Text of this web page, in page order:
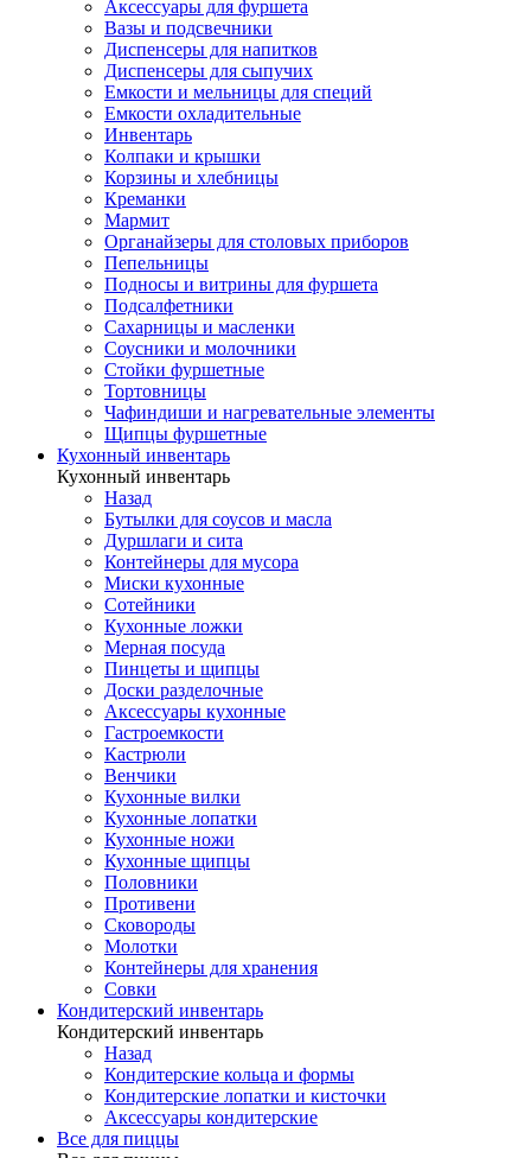
Аксессуары для фуршета
Вазы и подсвечники
Диспенсеры для напитков
Диспенсеры для сыпучих
Емкости и мельницы для специй
Емкости охладительные
Инвентарь
Колпаки и крышки
Корзины и хлебницы
Креманки
Мармит
Органайзеры для столовых приборов
Пепельницы
Подносы и витрины для фуршета
Подсалфетники
Сахарницы и масленки
Соусники и молочники
Стойки фуршетные
Тортовницы
Чафиндиши и нагревательные элементы
Щипцы фуршетные
Кухонный инвентарь
Кухонный инвентарь
Назад
Бутылки для соусов и масла
Дуршлаги и сита
Контейнеры для мусора
Миски кухонные
Сотейники
Кухонные ложки
Мерная посуда
Пинцеты и щипцы
Доски разделочные
Аксессуары кухонные
Гастроемкости
Кастрюли
Венчики
Кухонные вилки
Кухонные лопатки
Кухонные ножи
Кухонные щипцы
Половники
Противени
Сковороды
Молотки
Контейнеры для хранения
Совки
Кондитерский инвентарь
Кондитерский инвентарь
Назад
Кондитерские кольца и формы
Кондитерские лопатки и кисточки
Аксессуары кондитерские
Все для пиццы